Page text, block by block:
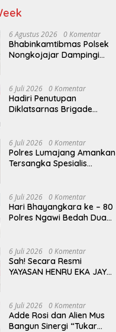
6 Agustus 2026 0 Komentar
Bhabinkamtibmas Polsek
Nongkojajar Dampingi
Ketahanan Pangan
Nasional
6 Juli 2026 0 Komentar
Hadiri Penutupan
Diklatsarnas Brigade
6 Juli 2026 0 Komentar
Polres Lumajang Amankan
Tersangka Spesialis
6 Juli 2026 0 Komentar
Hari Bhayangkara ke – 80
Polres Ngawi Bedah Dua
Harapan Warga
6 Juli 2026 0 Komentar
Sah! Secara Resmi
YAYASAN HENRU EKA JAYA
6 Juli 2026 0 Komentar
Adde Rosi dan Alien Mus
Bangun Sinergi “Tukar